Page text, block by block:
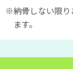
納骨しない限
ます。